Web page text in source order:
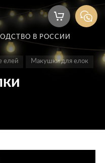
В РОССИИ
елей Макушки для елок